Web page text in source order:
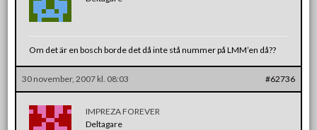
Om det är en bosch borde det då inte stå nummer på LMM’en då??
30 november, 2007 kl. 08:03 #62736
IMPREZA FOREVER
Deltagare